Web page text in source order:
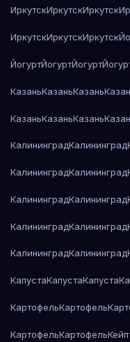
ИркутскИркутскИркутск
ИркутскИркутскИркутск
ЙогуртЙогуртЙогурт
КазаньКазаньКазань
КазаньКазаньКазань
КалининградКалининград
КалининградКалининград
КалининградКалининград
КалининградКалининград
КалининградКалининград
КапустаКапустаКапуста
КартофельКартофель
КартофельКартофель